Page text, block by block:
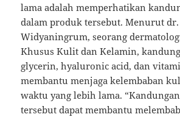
lama adalah memperhatikan
dalam produk tersebut. Menurut dr.
Widyaningrum, seorang
Khusus Kulit dan Kelamin,
glycerin, hyaluronic acid, dan
membantu menjaga kelembaban
waktu yang lebih lama.
tersebut dapat membantu